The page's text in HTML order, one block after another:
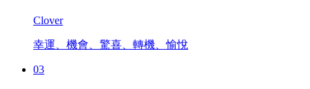
Clover
幸運、機會、驚喜、轉機、愉悅
03